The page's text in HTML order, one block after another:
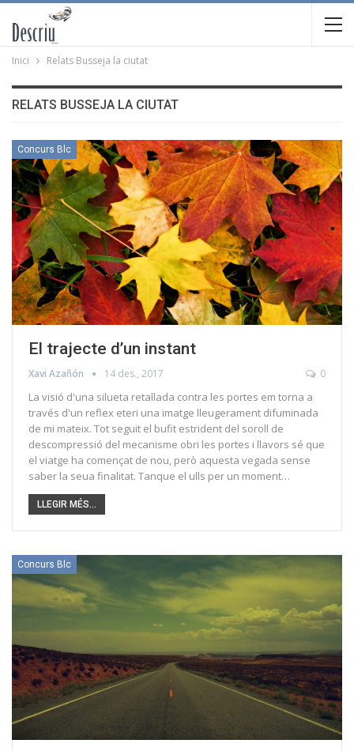
Inici Relats Busseja la ciutat
RELATS BUSSEJA LA CIUTAT
Concurs Blc
El trajecte d’un instant
Xavi Azañón 14 des., 2017 0
La visió d'una silueta retallada contra les portes em torna a
través d'un reflex eteri una imatge lleugerament difuminada
de mi mateix. Tot seguit el bufit estrident del soroll de
descompressió del mecanisme obri les portes i llavors sé que
el viatge ha començat de nou, però aquesta vegada sense
saber la seua finalitat. Tanque el ulls per un moment…
LLEGIR MÉS...
Concurs Blc